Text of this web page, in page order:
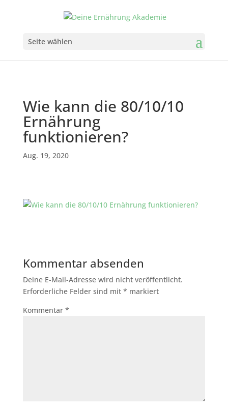
Seite wählen
Wie kann die 80/10/10
Ernährung
funktionieren?
Aug. 19, 2020
Kommentar absenden
Deine E-Mail-Adresse wird nicht veröffentlicht.
Erforderliche Felder sind mit * markiert
Kommentar *